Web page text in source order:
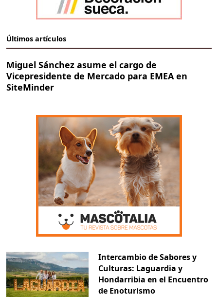
Últimos artículos
Miguel Sánchez asume el cargo de
Vicepresidente de Mercado para EMEA en
SiteMinder
Intercambio de Sabores y
Culturas: Laguardia y
Hondarribia en el Encuentro
de Enoturismo